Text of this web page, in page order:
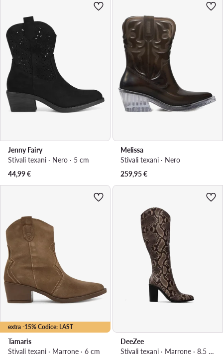
Jenny Fairy
Stivali texani · Nero · 5 cm
44,99€
Melissa
Stivali texani · Nero
259,95€
extra -15% Codice: LAST
Tamaris
Stivali texani · Marrone · 6 cm
DeeZee
Stivali texani · Marrone · 8.5 cm